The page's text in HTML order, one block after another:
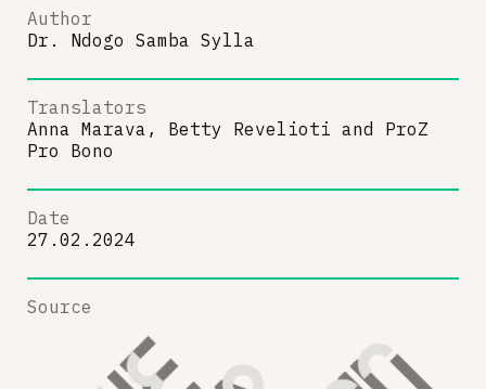
Author
Dr. Ndogo Samba Sylla
Translators
Anna Marava, Betty Revelioti and ProZ
Pro Bono
Date
27.02.2024
Source